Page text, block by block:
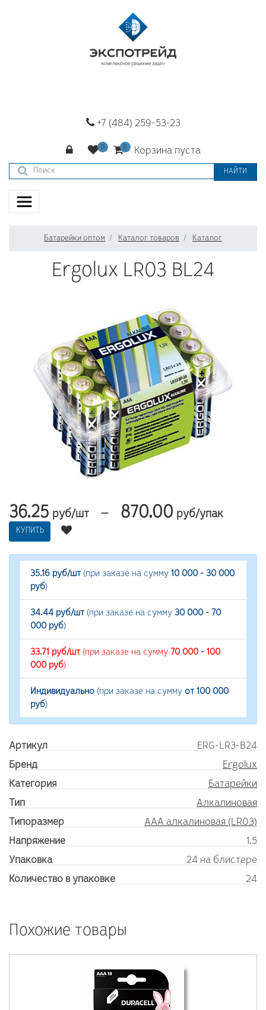
+7 (484) 259-53-23
Корзина пуста
НАЙТИ
Батарейки оптом Каталог товаров Каталог
Ergolux LR03 BL24
36.25 руб/шт — 870.00 руб/упак
КУПИТЬ
35.16 руб/шт(при заказе на сумму 10 000 - 30 000
руб)
34.44 руб/шт(при заказе на сумму 30 000 - 70
000 руб)
33.71 руб/шт(при заказе на сумму 70 000 - 100
000 руб)
Индивидуально (при заказе на сумму от 100 000
руб)
Артикул
ERG-LR3-B24
Бренд
Ergolux
Категория
Батарейки
Тип
Алкалиновая
Типоразмер
AAA алкалиновая (LR03)
Напряжение
1.5
Упаковка
24 на блистере
Количество в упаковке
24
Похожие товары